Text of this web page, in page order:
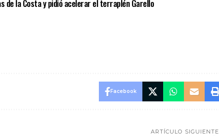
de la Costa y pidió acelerar el terraplén Garello
Facebook
ARTÍCULO SIGUIENTE